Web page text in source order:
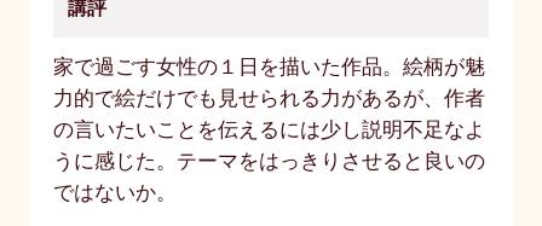
講評
家で過ごす女性の１日を描いた作品。絵柄が魅
力的で絵だけでも見せられる力があるが、作者
の言いたいことを伝えるには少し説明不足なよ
うに感じた。テーマをはっきりさせると良いの
ではないか。